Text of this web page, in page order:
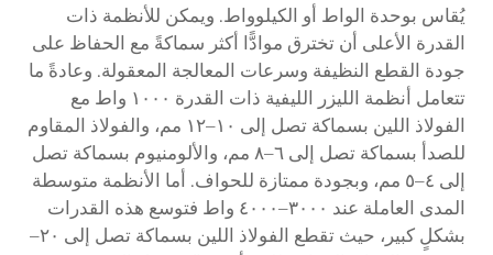
يُقاس بوحدة الواط أو الكيلوواط. ويمكن للأنظمة ذات
القدرة الأعلى أن تخترق موادًّا أكثر سماكةً مع الحفاظ على
جودة القطع النظيفة وسرعات المعالجة المعقولة. وعادةً ما
تتعامل أنظمة الليزر الليفية ذات القدرة ١٠٠٠ واط مع
الفولاذ اللين بسماكة تصل إلى ١٠–١٢ مم، والفولاذ المقاوم
للصدأ بسماكة تصل إلى ٦–٨ مم، والألومنيوم بسماكة تصل
إلى ٤–٥ مم، وبجودة ممتازة للحواف. أما الأنظمة متوسطة
المدى العاملة عند ٣٠٠٠–٤٠٠٠ واط فتوسع هذه القدرات
بشكلٍ كبير، حيث تقطع الفولاذ اللين بسماكة تصل إلى ٢٠–